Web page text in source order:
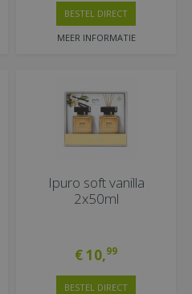
MEER INFORMATIE
BESTEL DIRECT
Ipuro soft vanilla
2x50ml
€10,99
BESTEL DIRECT